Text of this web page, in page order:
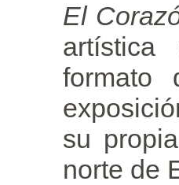
El
artística
formato
su
norte de